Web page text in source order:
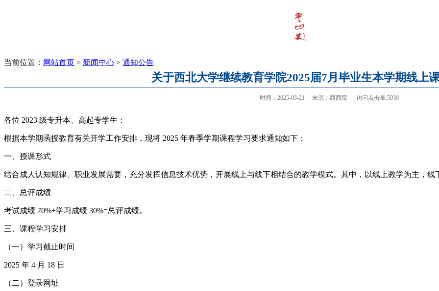
当前位置： 网站首页 > 新闻中心 > 通知公告
关于西北大学继续教育学院2025届7月毕业生本学期线上
时间：2025-03-21 来源：西商院 访问点击量:5930
各位 2023 级专升本、高起专学生：
根据本学期函授教育有关开学工作安排，现将 2025 年春季学期课程学习要求通知如下：
一、授课形式
结合成人认知规律、职业发展需要，充分发挥信息技术优势，开展线上与线下相结合的教学模式。其中，以线上教学为主，线
二、总评成绩
考试成绩 70%+学习成绩 30%=总评成绩。
三、课程学习安排
（一）学习截止时间
2025 年 4 月 18 日
（二）登录网址